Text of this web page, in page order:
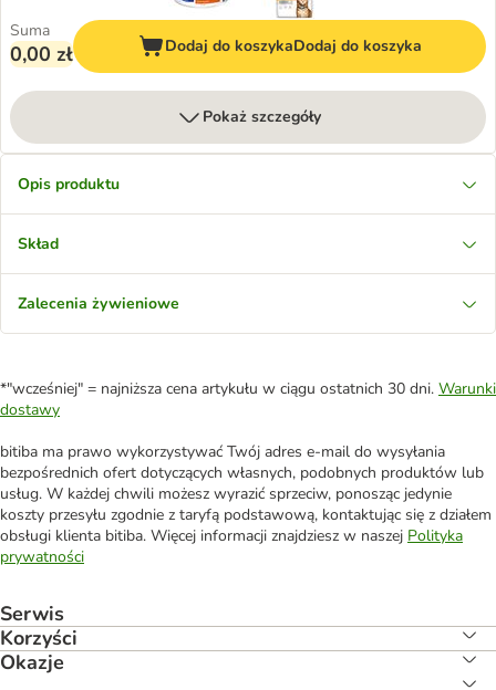
Suma
0,00 zł Dodaj do koszykaDodaj do koszyka
Pokaż szczegóły
Opis produktu
Skład
Zalecenia żywieniowe
*"wcześniej" = najniższa cena artykułu w ciągu ostatnich 30 dni. Warunki
dostawy
bitiba ma prawo wykorzystywać Twój adres e-mail do wysyłania
bezpośrednich ofert dotyczących własnych, podobnych produktów lub
usług. W każdej chwili możesz wyrazić sprzeciw, ponosząc jedynie
koszty przesyłu zgodnie z taryfą podstawową, kontaktując się z działem
obsługi klienta bitiba. Więcej informacji znajdziesz w naszej Polityka
prywatności
Serwis
Korzyści
Okazje